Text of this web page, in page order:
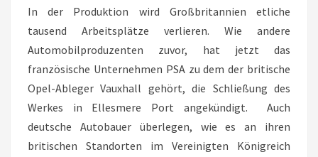
In der Produktion wird Großbritannien etliche
tausend Arbeitsplätze verlieren. Wie andere
Automobilproduzenten zuvor, hat jetzt das
französische Unternehmen PSA zu dem der britische
Opel-Ableger Vauxhall gehört, die Schließung des
Werkes in Ellesmere Port angekündigt. Auch
deutsche Autobauer überlegen, wie es an ihren
britischen Standorten im Vereinigten Königreich